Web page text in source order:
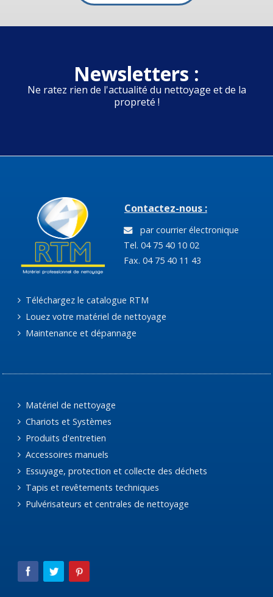
Newsletters :
Ne ratez rien de l'actualité du nettoyage et de la
propreté !
Contactez-nous :
par courrier électronique
Tel. 04 75 40 10 02
Fax. 04 75 40 11 43
Téléchargez le catalogue RTM
Louez votre matériel de nettoyage
Maintenance et dépannage
Matériel de nettoyage
Chariots et Systèmes
Produits d'entretien
Accessoires manuels
Essuyage, protection et collecte des déchets
Tapis et revêtements techniques
Pulvérisateurs et centrales de nettoyage